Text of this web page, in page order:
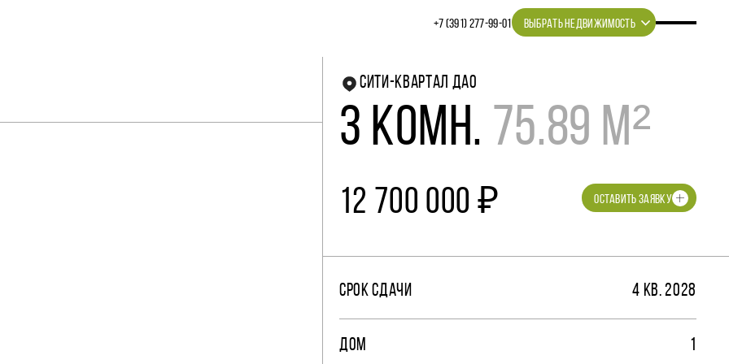
+7 (391) 277‒99‒01 ВЫБРАТЬ НЕДВИЖИМОСТЬ
СИТИ-КВАРТАЛ ДАО
3 КОМН. 75.89 М²
12 700 000 ₽ ОСТАВИТЬ ЗАЯВКУ
СРОК СДАЧИ 4 КВ. 2028
ДОМ 1